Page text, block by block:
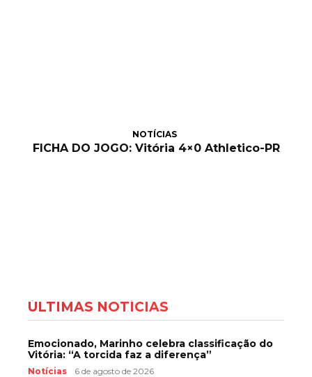
NOTÍCIAS
FICHA DO JOGO: Vitória 4×0 Athletico-PR
ÚLTIMAS NOTÍCIAS
Emocionado, Marinho celebra classificação do
Vitória: “A torcida faz a diferença”
Notícias 6 de agosto de 2026